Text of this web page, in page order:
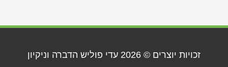
זכויות יוצרים © 2026 עדי פוליש הדברה וניקיון